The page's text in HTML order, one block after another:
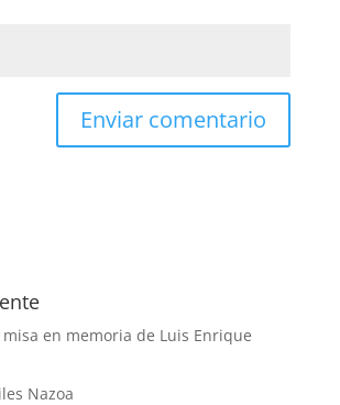
en memoria de Luis Enrique
Nazoa